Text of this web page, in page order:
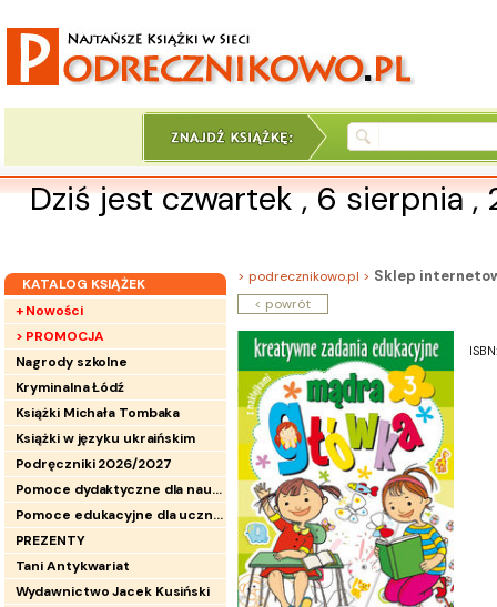
Dziś jest czwartek , 6 sierpnia
KATALOG KSIĄŻEK
+ Nowości
> PROMOCJA
Nagrody szkolne
Kryminalna Łódź
Książki Michała Tombaka
Książki w języku ukraińskim
Podręczniki 2026/2027
Pomoce dydaktyczne dla nauczycieli
Pomoce edukacyjne dla uczniów
PREZENTY
Tani Antykwariat
Wydawnictwo Jacek Kusiński
> podrecznikowo.pl > Sklep
< powrót
ISBN: